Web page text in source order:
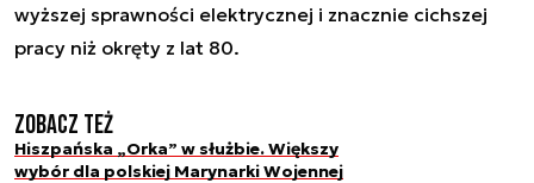
wyższej sprawności elektrycznej i znacznie cichszej
pracy niż okręty z lat 80.
Zobacz też
Hiszpańska „Orka” w służbie. Większy
wybór dla polskiej Marynarki Wojennej